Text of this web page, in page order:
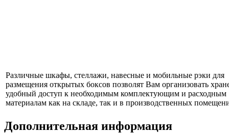
Различные шкафы, стеллажи, навесные и мобильные рэки для
размещения открытых боксов позволят Вам организовать
удобный доступ к необходимым комплектующим и расходным
материалам как на складе, так и в производственных
Дополнительная информация